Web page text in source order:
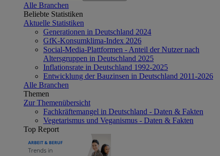
Alle Branchen
Beliebte Statistiken
Aktuelle Statistiken
Generationen in Deutschland 2024
GfK-Konsumklima-Index 2026
Social-Media-Plattformen - Anteil der Nutzer nach
Altersgruppen in Deutschland 2025
Inflationsrate in Deutschland 1992-2025
Entwicklung der Bauzinsen in Deutschland 2011-2026
Alle Branchen
Themen
Zur Themenübersicht
Fachkräftemangel in Deutschland - Daten & Fakten
Vegetarismus und Veganismus - Daten & Fakten
Top Report